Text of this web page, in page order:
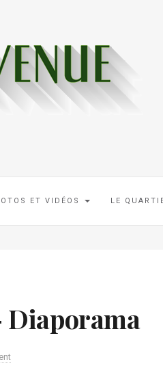
ET VIDÉOS LE
Diaporama